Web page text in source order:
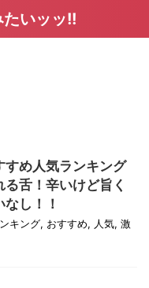
いッッ!!
すめ人気ランキング
る舌！辛いけど旨く
し！！
キング, おすすめ, 人気, 激